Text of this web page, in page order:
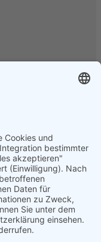
Aquasun,
SunTek, CFC, IQ-
Oracal, Orpro,
Guard, TFA, SAV,
nur einige zu